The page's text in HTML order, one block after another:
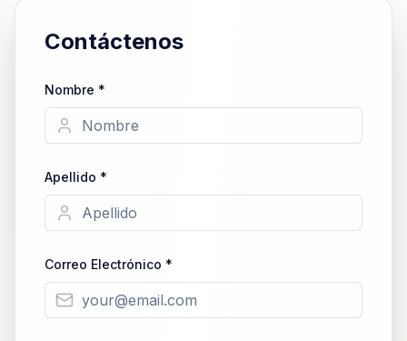
Contáctenos
Nombre *
Apellido *
Correo Electrónico *